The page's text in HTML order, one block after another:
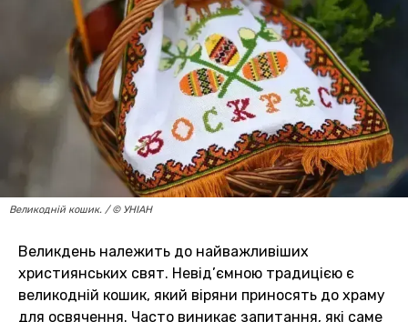
Великодній кошик. / © УНІАН
Великдень належить до найважливіших
християнських свят. Невід’ємною традицією є
великодній кошик, який віряни приносять до храму
для освячення. Часто виникає запитання, які саме